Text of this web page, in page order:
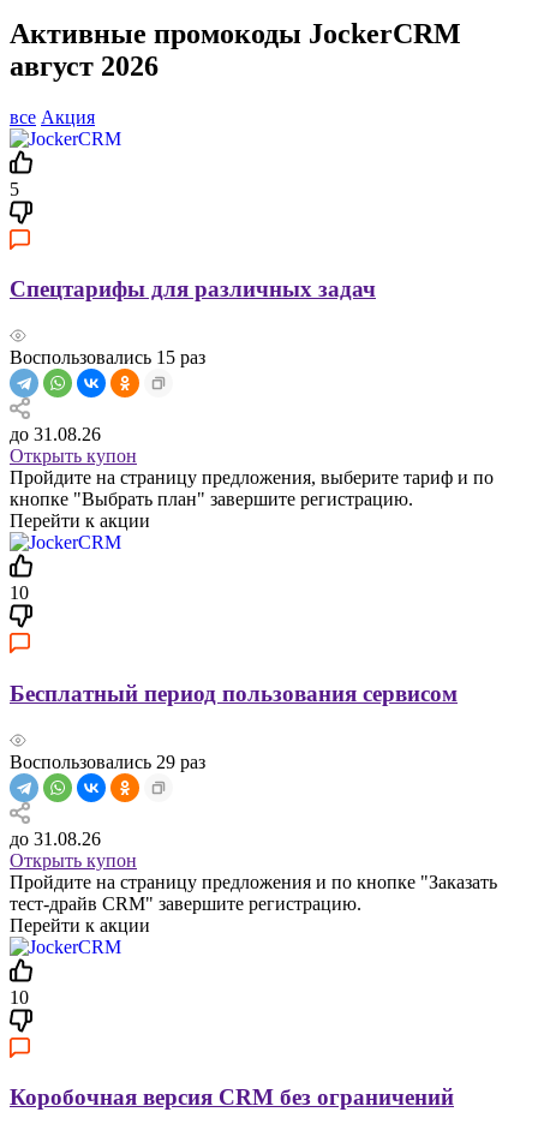
Активные промокоды JockerCRM
август 2026
все Акция
5
Спецтарифы для различных задач
Воспользовались 15 раз
до 31.08.26
Открыть купон
Пройдите на страницу предложения, выберите тариф и по
кнопке "Выбрать план" завершите регистрацию.
Перейти к акции
10
Бесплатный период пользования сервисом
Воспользовались 29 раз
до 31.08.26
Открыть купон
Пройдите на страницу предложения и по кнопке "Заказать
тест-драйв CRM" завершите регистрацию.
Перейти к акции
10
Коробочная версия CRM без ограничений